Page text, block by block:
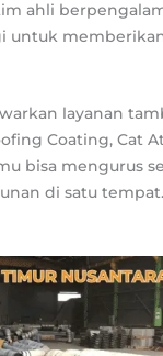
ahli
untuk
layanan
Coating, Cat
bisa mengurus
di satu